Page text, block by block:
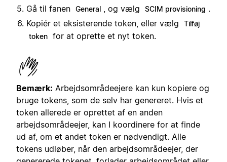
Gå til fanen General , og vælg SCIM provisioning .
Kopiér et eksisterende token, eller vælg
Tilføj
token for at oprette et nyt token.
Bemærk: Arbejdsområdeejere kan kun kopiere og
bruge tokens, som de selv har genereret. Hvis et
token allerede er oprettet af en anden
arbejdsområdeejer, kan I koordinere for at finde
ud af, om et andet token er nødvendigt. Alle
tokens udløber, når den arbejdsområdeejer, der